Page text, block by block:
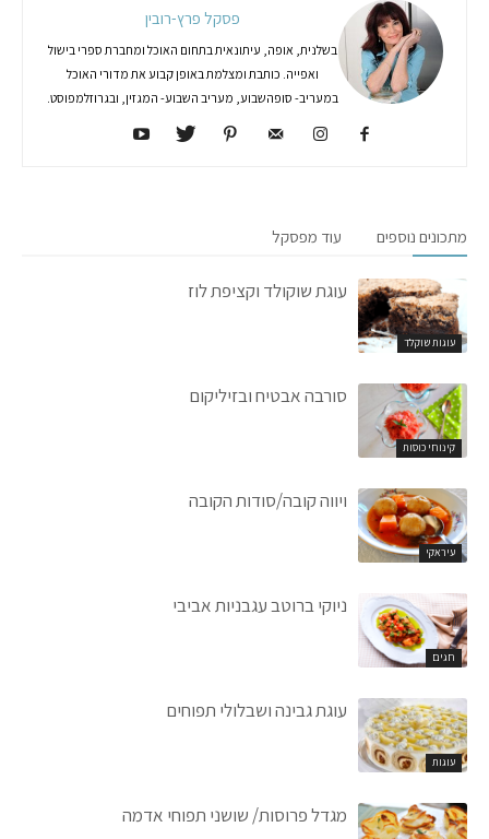
פסקל פרץ-רובין
בשלנית, אופה, עיתונאית בתחום האוכל ומחברת ספרי בישול
ואפייה. כותבת ומצלמת באופן קבוע את מדורי האוכל
במעריב- סופהשבוע, מעריב השבוע- המגזין, ובגרוזלמפוסט.
מתכונים נוספים עוד מפסקל
עוגות שוקלד
עוגת שוקולד וקציפת לוז
קינוחי כוסות
סורבה אבטיח ובזיליקום
עיראקי
ויווה קובה/סודות הקובה
חגים
ניוקי ברוטב עגבניות אביבי
עוגות
עוגת גבינה ושבלולי תפוחים
מגדל פרוסות/ שושני תפוחי אדמה